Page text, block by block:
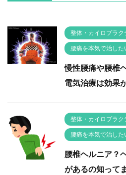
整体・カイロプラク
腰痛を本気で治し
慢性腰痛や腰椎
電気治療は効果
整体・カイロプラク
腰痛を本気で治し
腰椎ヘルニア？
があるの知って